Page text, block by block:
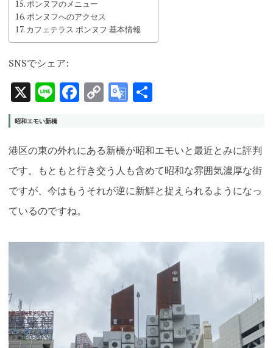
ポンヌフのメニュー
ポンヌフへのアクセス
カフェテラス ポンヌフ 基本情報
SNSでシェア:
X LineFacebook
CopyGoogle
共
昭和エモい新橋
港区の東の外れにある新橋が昭和エモいと最近とみに評判
です。もともと行き交う人も含めて昭和な雰囲気濃厚な街
ですが、今はもうそれが逆に新鮮と捉えられるようになっ
ているのですね。